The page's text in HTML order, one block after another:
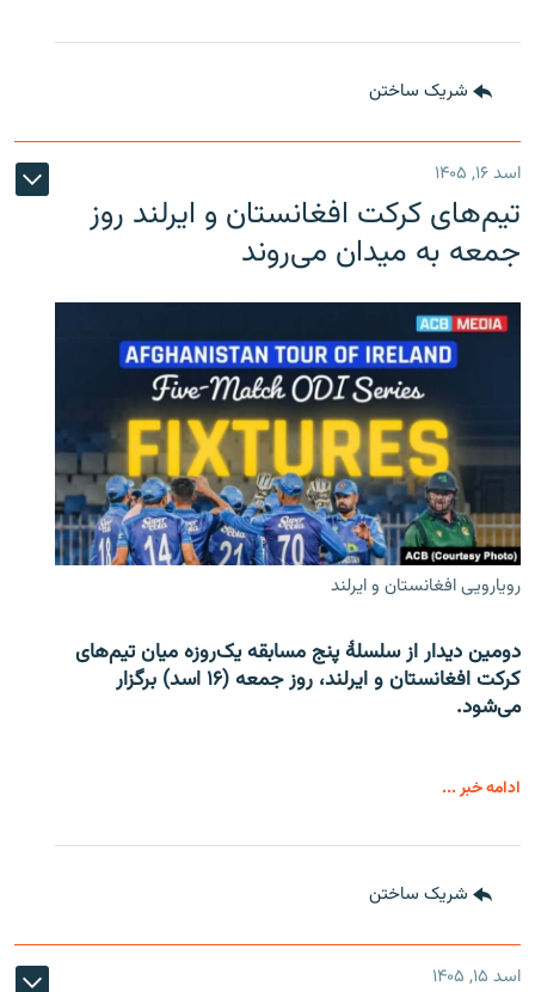
شریک ساختن
اسد ۱۶, ۱۴۰۵
تیم‌های کرکت افغانستان و ایرلند روز
جمعه به میدان می‌روند
رویارویی افغانستان و ایرلند
دومین دیدار از سلسلۀ پنج مسابقه یک‌روزه میان تیم‌های
کرکت افغانستان و ایرلند، روز جمعه (۱۶ اسد) برگزار
می‌شود.
ادامه خبر ...
شریک ساختن
اسد ۱۵, ۱۴۰۵